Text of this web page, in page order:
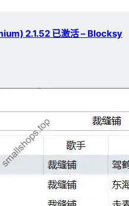
2.1.52 已激活 – Blocksy